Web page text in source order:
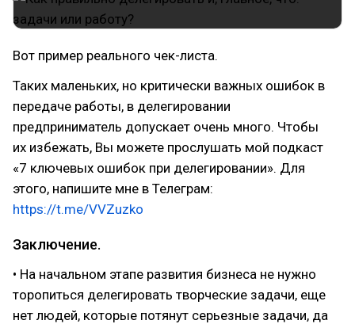
Вот пример реального чек-листа.
Таких маленьких, но критически важных ошибок в
передаче работы, в делегировании
предприниматель допускает очень много. Чтобы
их избежать, Вы можете прослушать мой подкаст
«7 ключевых ошибок при делегировании». Для
этого, напишите мне в Телеграм:
https://t.me/VVZuzko
Заключение.
• На начальном этапе развития бизнеса не нужно
торопиться делегировать творческие задачи, еще
нет людей, которые потянут серьезные задачи, да